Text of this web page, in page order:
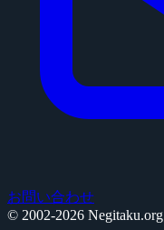
お問い合わせ
© 2002-2026 Negitaku.org